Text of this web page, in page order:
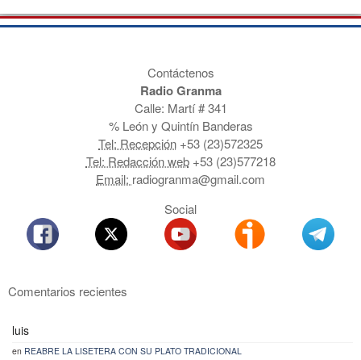
Contáctenos
Radio Granma
Calle: Martí # 341
% León y Quintín Banderas
Tel: Recepción +53 (23)572325
Tel: Redacción web+53 (23)577218
Email: radiogranma@gmail.com
Social
Comentarios recientes
luis
en REABRE LA LISETERA CON SU PLATO TRADICIONAL